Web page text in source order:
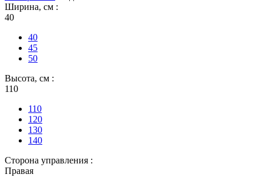
Ширина, см :
40
40
45
50
Высота, см :
110
110
120
130
140
Сторона управления :
Правая